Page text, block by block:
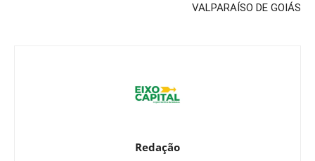
VALPARAÍSO DE GOIÁS
Redação